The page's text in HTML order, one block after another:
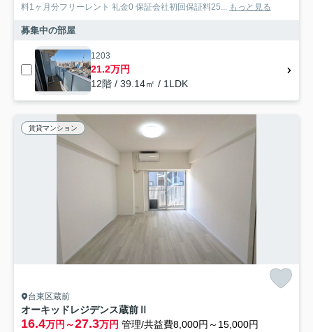
料1ヶ月分フリーレント 礼金0 保証会社初回保証料25...
もっと見る
募集中の部屋
1203
21.2万円
12階 / 39.14㎡ / 1LDK
賃貸マンション
台東区蔵前
オーキッドレジデンス蔵前Ⅱ
16.4万円～27.3万円 管理/共益費8,000円～15,000円